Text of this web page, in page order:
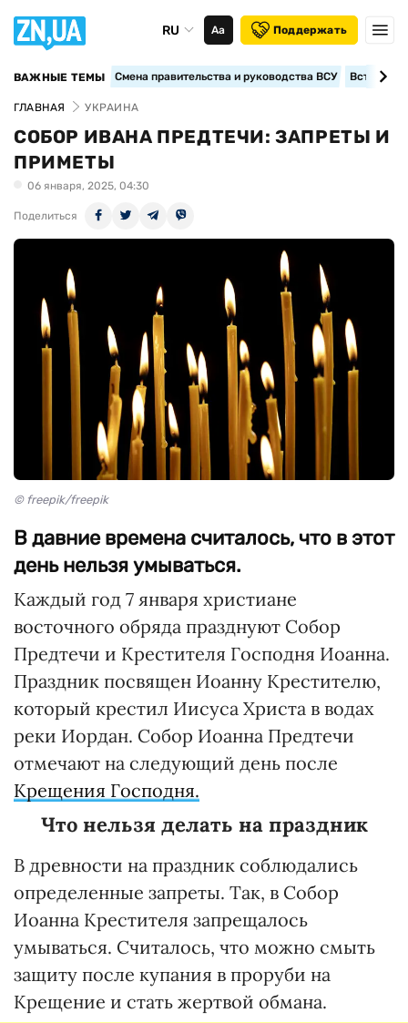
RU Аа Поддержать
ВАЖНЫЕ ТЕМЫ Смена правительства и руководства ВСУ
ГЛАВНАЯ УКРАИНА
СОБОР ИВАНА ПРЕДТЕЧИ: ЗАПРЕТЫ И
ПРИМЕТЫ
06 января, 2025, 04:30
Поделиться
© freepik/freepik
В давние времена считалось, что в этот
день нельзя умываться.
Каждый год 7 января христиане
восточного обряда празднуют Собор
Предтечи и Крестителя Господня Иоанна.
Праздник посвящен Иоанну Крестителю,
который крестил Иисуса Христа в водах
реки Иордан. Собор Иоанна Предтечи
отмечают на следующий день после
Крещения Господня.
Что нельзя делать на праздник
В древности на праздник соблюдались
определенные запреты. Так, в Собор
Иоанна Крестителя запрещалось
умываться. Считалось, что можно смыть
защиту после купания в проруби на
Крещение и стать жертвой обмана.